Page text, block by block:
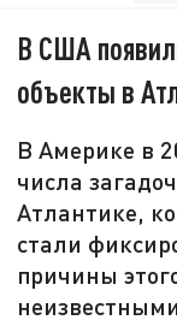
В США
объекты в
В Америке в
числа
Атлантике,
стали
причины